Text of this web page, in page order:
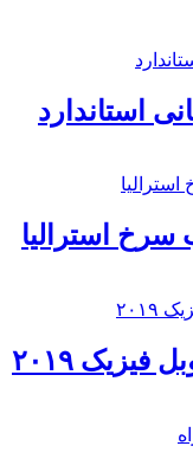
سرخ استرالیا
۲۰۱۹